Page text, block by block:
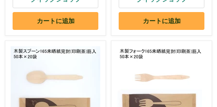
カートに追加 カートに追加